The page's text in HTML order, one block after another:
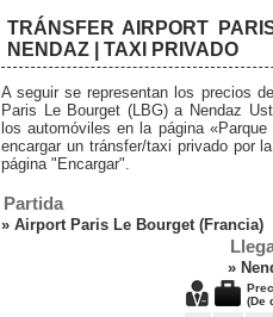
TRÁNSFER AIRPORT
NENDAZ | TAXI PRIVADO
A seguir se representan los precios
Paris Le Bourget (LBG) a Nendaz
los automóviles en la página
encargar un tránsfer/taxi privado por
página "Encargar".
Partida
» Airport Paris Le Bourget (Francia)
»
(De